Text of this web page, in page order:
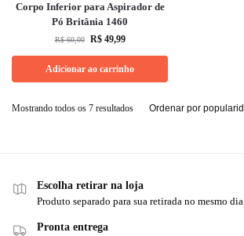
Corpo Inferior para Aspirador de
Pó Britânia 1460
R$60,00 R$49,99
Adicionar ao carrinho
Mostrando todos os 7 resultados
Escolha retirar na loja
Produto separado para sua retirada no mesmo dia
Pronta entrega